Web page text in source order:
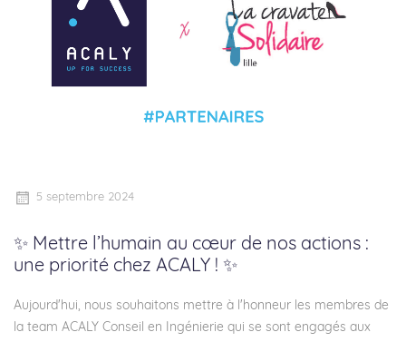
5 septembre 2024
✨ Mettre l’humain au cœur de nos actions :
une priorité chez ACALY ! ✨
Aujourd'hui, nous souhaitons mettre à l'honneur les membres de
la team ACALY Conseil en Ingénierie qui se sont engagés aux